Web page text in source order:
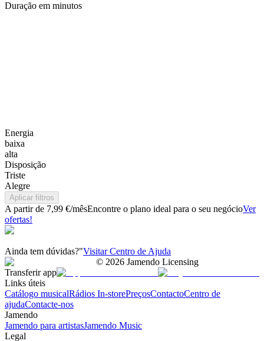
Duração em minutos
Energia
baixa
alta
Disposição
Triste
Alegre
Aplicar filtros
A partir de 7,99 €/mêsEncontre o plano ideal para o seu negócioVer
ofertas!
Ainda tem dúvidas?"Visitar Centro de Ajuda
© 2026 Jamendo Licensing
Transferir app
Links úteis
Catálogo musicalRádios In-storePreçosContactoCentro de
ajudaContacte-nos
Jamendo
Jamendo para artistasJamendo Music
Legal